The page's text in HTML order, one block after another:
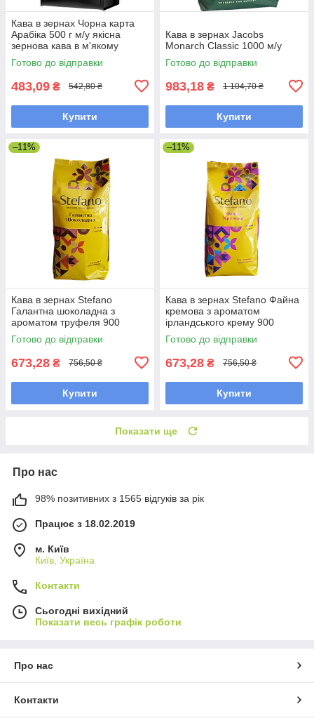
Кава в зернах Чорна карта
Арабіка 500 г м/у якісна
зернова кава в м'якому
пакованні
Готово до відправки
483,09 ₴ 542,80 ₴
Купити
Кава в зернах Jacobs
Monarch Classic 1000 м/у
Готово до відправки
983,18 ₴ 1 104,70 ₴
Купити
–11%
Кава в зернах Stefano
Галантна шоколадна з
ароматом труфеля 900
грамів
Готово до відправки
673,28 ₴ 756,50 ₴
Купити
–11%
Кава в зернах Stefano Файна
кремова з ароматом
ірландського крему 900
грамів
Готово до відправки
673,28 ₴ 756,50 ₴
Купити
Показати ще
Про нас
98% позитивних з 1565 відгуків за рік
Працює з 18.02.2019
м. Київ
Київ, Україна
Контакти
Сьогодні вихідний
Показати весь графік роботи
Про нас
Контакти